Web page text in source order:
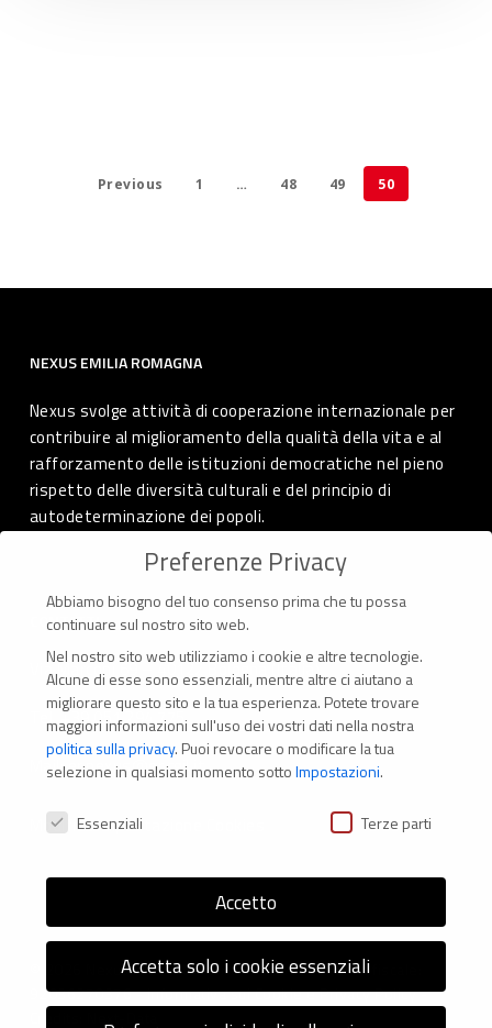
Previous 1 … 48 49 50
NEXUS EMILIA ROMAGNA
Nexus svolge attività di cooperazione internazionale per
contribuire al miglioramento della qualità della vita e al
rafforzamento delle istituzioni democratiche nel pieno
rispetto delle diversità culturali e del principio di
autodeterminazione dei popoli.
CONTATTI
Via Marconi 69 – 40122 Bologna (Italia)
Tel. +39 051 294 775
Mail: er.nexus@er.cgil.it
Modifica impostazione Cookies
© 2026 Nexus ER - Tutti i diritti riservati - Codice fiscale:
92036270376 -Informativa sui CookieePrivacy Policy-
Preferenze Privacy
Abbiamo bisogno del tuo consenso prima che tu possa
continuare sul nostro sito web.
Nel nostro sito web utilizziamo i cookie e altre tecnologie.
Alcune di esse sono essenziali, mentre altre ci aiutano a
migliorare questo sito e la tua esperienza. Potete trovare
maggiori informazioni sull'uso dei vostri dati nella nostra
politica sulla privacy. Puoi revocare o modificare la tua
selezione in qualsiasi momento sottoImpostazioni.
Preferenze Privacy
Essenziali Terze parti
Accetto
Accetta solo i cookie essenziali